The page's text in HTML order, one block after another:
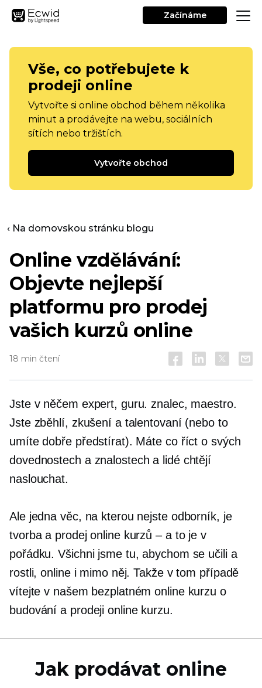
Začínáme
Vše, co potřebujete k
prodeji online
Vytvořte si online obchod během několika
minut a prodávejte na webu, sociálních
sítích nebo tržištích.
Vytvořte obchod
‹ Na domovskou stránku blogu
Online vzdělávání:
Objevte nejlepší
platformu pro prodej
vašich kurzů online
18 min čtení
Jste v něčem expert, guru. znalec, maestro.
Jste zběhlí, zkušení a talentovaní (nebo to
umíte dobře předstírat). Máte co říct o svých
dovednostech a znalostech a lidé chtějí
naslouchat.
Ale jedna věc, na kterou nejste odborník, je
tvorba a prodej online kurzů – a to je v
pořádku. Všichni jsme tu, abychom se učili a
rostli, online i mimo něj. Takže v tom případě
vítejte v našem bezplatném online kurzu o
budování a prodeji online kurzu.
Jak prodávat online